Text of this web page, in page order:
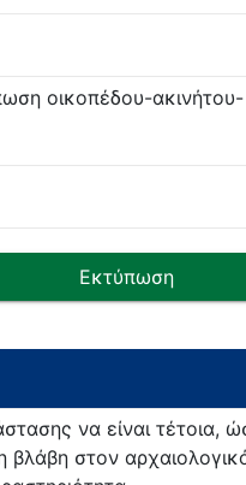
οικοπέδου-ακινήτου-
Εκτύπωση
να είναι τέτοια,
βλάβη στον